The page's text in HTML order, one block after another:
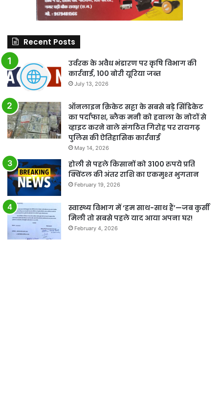
Recent Posts
उर्वरक के अवैध भंडारण पर कृषि विभाग की
कार्रवाई, 100 बोरी यूरिया जब्त
July 13, 2026
ऑनलाइन क्रिकेट सट्टा के सबसे बड़े सिंडिकेट
का पर्दाफाश, ब्लैक मनी को हवाला के नोटों से
व्हाइट करने वाले संगठित गिरोह पर रायगढ़
पुलिस की ऐतिहासिक कार्रवाई
May 14, 2026
होली से पहले किसानों को 3100 रुपये प्रति
क्विंटल की अंतर राशि का एकमुश्त भुगतान
February 19, 2026
स्वास्थ्य विभाग में ‘हम साथ-साथ हैं’—जब कुर्सी
मिली तो सबसे पहले याद आया अपना घर!
February 4, 2026